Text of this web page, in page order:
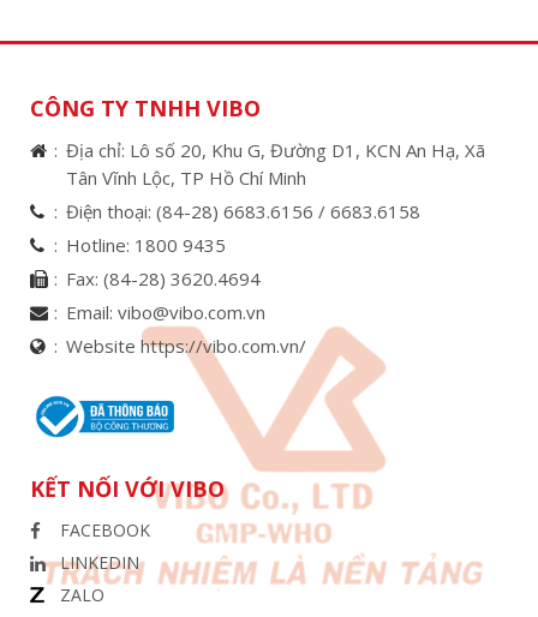
CÔNG TY TNHH VIBO
Địa chỉ: Lô số 20, Khu G, Đường D1, KCN An Hạ, Xã
Tân Vĩnh Lộc, TP Hồ Chí Minh
Điện thoại: (84-28) 6683.6156 / 6683.6158
Hotline: 1800 9435
Fax: (84-28) 3620.4694
Email: vibo@vibo.com.vn
Website https://vibo.com.vn/
KẾT NỐI VỚI VIBO
FACEBOOK
LINKEDIN
ZALO